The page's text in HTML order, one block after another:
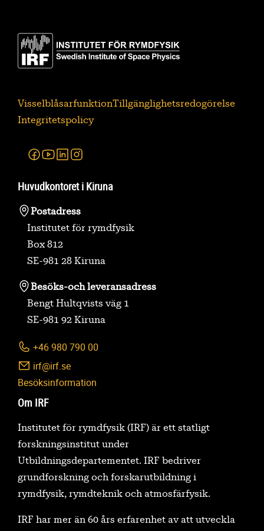
VisselblåsarfunktionTillgänglighetsredogörelse
Integritetspolicy
Facebook
YoutubeLinkedin
Huvudkontoret i Kiruna
Postadress
Institutet för rymdfysik
Box 812
SE-981 28 Kiruna
Besöks-och leveransadress
Bengt Hultqvists väg 1
SE-981 92 Kiruna
+46 980 790 00
irf@irf.se
Besöksinformation
Om IRF
Institutet för rymdfysik (IRF) är ett statligt
forskningsinstitut under
Utbildningsdepartementet. IRF bedriver
grundforskning och forskarutbildning i
rymdfysik, rymdteknik och atmosfärfysik.
IRF har mer än 60 års erfarenhet av att utveckla